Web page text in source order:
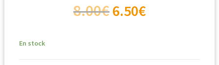
8.00€6.50€
En stock